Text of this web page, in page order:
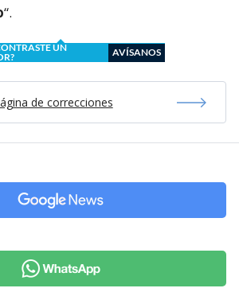
“.
UN
AVÍSANOS
de correcciones